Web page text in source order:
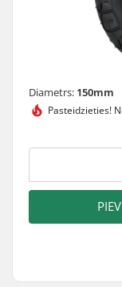
Diametrs: 150mm
Pasteidzieties!